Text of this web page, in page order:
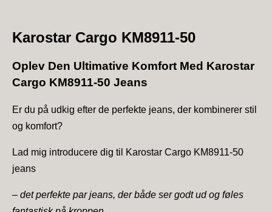
Karostar Cargo KM8911-50
Oplev Den Ultimative Komfort Med Karostar
Cargo KM8911-50 Jeans
Er du på udkig efter de perfekte jeans, der kombinerer stil
og komfort?
Lad mig introducere dig til Karostar Cargo KM8911-50
jeans
– det perfekte par jeans, der både ser godt ud og føles